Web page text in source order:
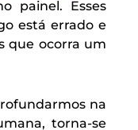
painel. Esses
está errado e
que ocorra um
na
torna-se